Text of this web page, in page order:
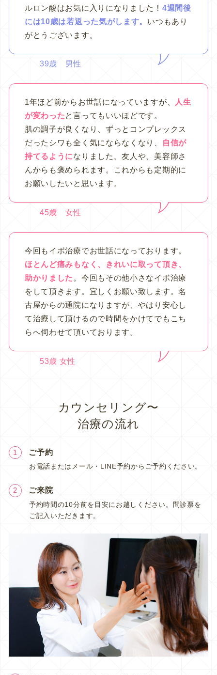
ルロン酸はお気に入りになりました！ 4週間後
には10歳は若返った気がします。 いつもあり
がとうございます。
39歳 男性
1年ほど前からお世話になっていますが、
人生
が変わったと言ってもいいほどです。
肌の調子が良くなり、ずっとコンプレックス
だったシワも全く気にならなくなり、
自信が
持てるようになりました。友人や、美容師さ
んからも褒められます。これからも定期的に
お願いしたいと思います。
45歳 女性
今回もイボ治療でお世話になっております。
ほとんど痛みもなく、きれいに取って頂き、
助かりました 。今回もその他小さなイボ治療
をして頂きます。宜しくお願い致します。名
古屋からの通院になりますが、やはり安心し
て治療して頂けるので時間をかけてでもこち
らへ伺わせて頂いております。
53歳 女性
カウンセリング〜
治療の流れ
1 ご予約
お電話またはメール・LINE予約からご予約ください。
2 ご来院
予約時間の10分前を目安にお越しください。問診票を
ご記入いただきます。